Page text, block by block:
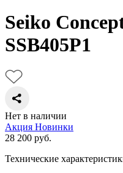
Seiko
SSB405P1
Нет в наличии
Акция Новинки
28 200 руб.
Технические